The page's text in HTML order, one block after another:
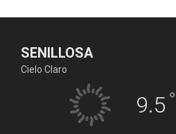
SENILLOSA
Cielo Claro
9.5 °